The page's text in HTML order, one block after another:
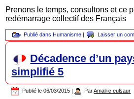
Prenons le temps, consultons et ce
redémarrage collectif des Français
Publié dans Humanisme Laisser un
Décadence d’un
simplifié 5
Publié le 06/03/2015 | Par Amalric eulsaur